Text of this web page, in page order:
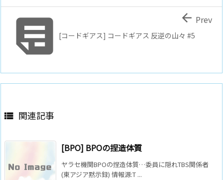
[コードギアス] コードギアス 反逆の山々 #5
 Prev
 関連記事
[BPO] BPOの捏造体質
ヤラセ機関BPOの捏造体質…委員に隠れTBS関係者
(東アジア黙示録) 情報源:T ...